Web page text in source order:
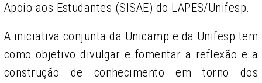
Apoio aos Estudantes (SISAE) do LAPES/Unifesp.
A iniciativa conjunta da Unicamp e da Unifesp tem
como objetivo divulgar e fomentar a reflexão e a
construção de conhecimento em torno dos